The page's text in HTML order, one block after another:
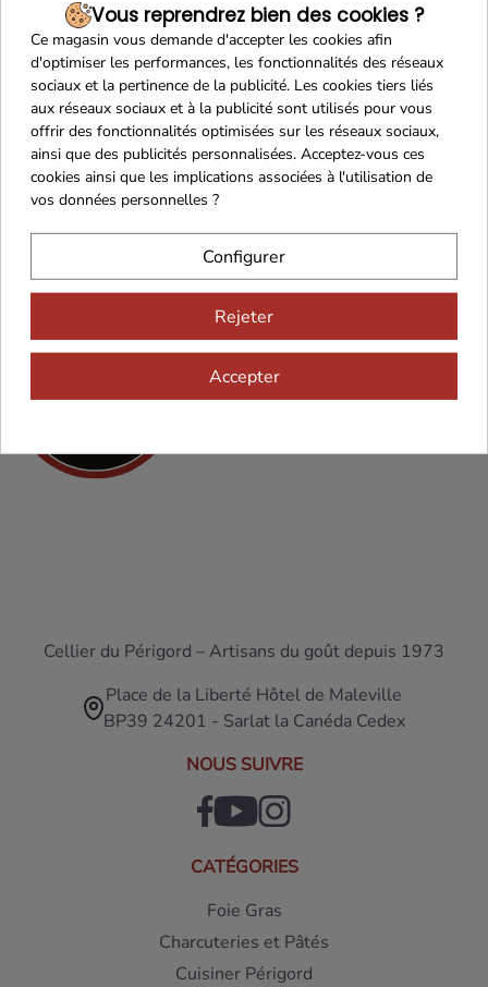
Recevez nos offres
spéciales
Cellier du Périgord – Artisans du goût depuis 1973
Place de la Liberté Hôtel de Maleville
BP39 24201 - Sarlat la Canéda Cedex
NOUS SUIVRE
CATÉGORIES
Foie Gras
Charcuteries et Pâtés
Cuisiner Périgord
Vous reprendrez bien des cookies ?
Ce magasin vous demande d'accepter les cookies afin
d'optimiser les performances, les fonctionnalités des réseaux
sociaux et la pertinence de la publicité. Les cookies tiers liés
aux réseaux sociaux et à la publicité sont utilisés pour vous
offrir des fonctionnalités optimisées sur les réseaux sociaux,
ainsi que des publicités personnalisées. Acceptez-vous ces
cookies ainsi que les implications associées à l'utilisation de
vos données personnelles ?
Configurer
Rejeter
Accepter